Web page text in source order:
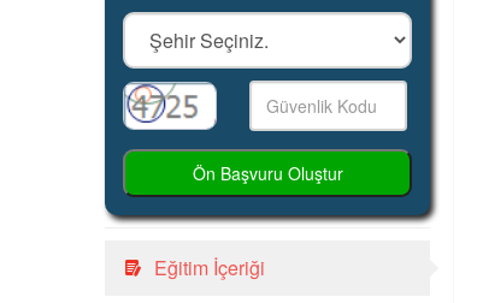
Ön Başvuru Oluştur
Eğitim İçeriği